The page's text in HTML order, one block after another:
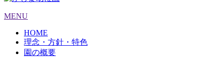
MENU
HOME
理念・方針・特色
園の概要